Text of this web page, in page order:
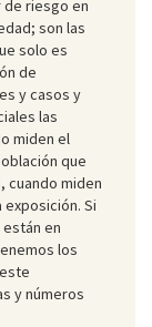
riesgo en
son las
solo es
de
y casos y
las
miden el
que
cuando miden
Si
en
los
y números